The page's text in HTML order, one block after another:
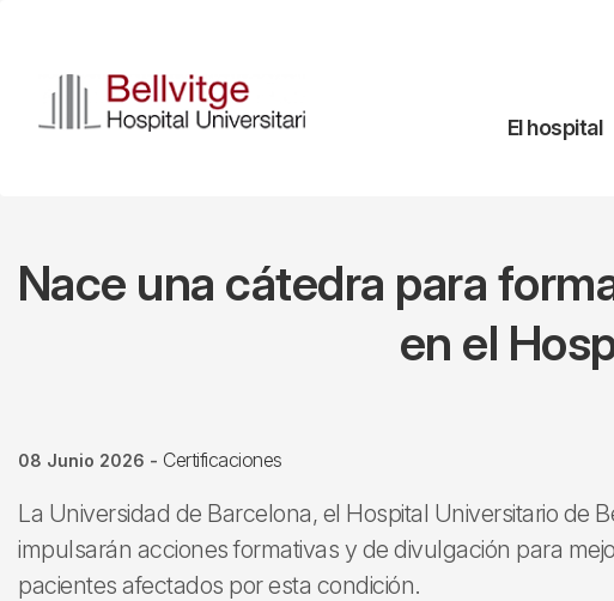
contenido
principal
El hospital
Nace una cátedra para
en el
08 Junio 2026 - Certificaciones
La Universidad de Barcelona, el Hospital Universitario de
impulsarán acciones formativas y de divulgación para
pacientes afectados por esta condición.